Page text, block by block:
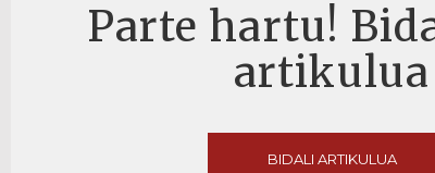
Parte hartu!
artikulua
BIDALI ARTIKULUA